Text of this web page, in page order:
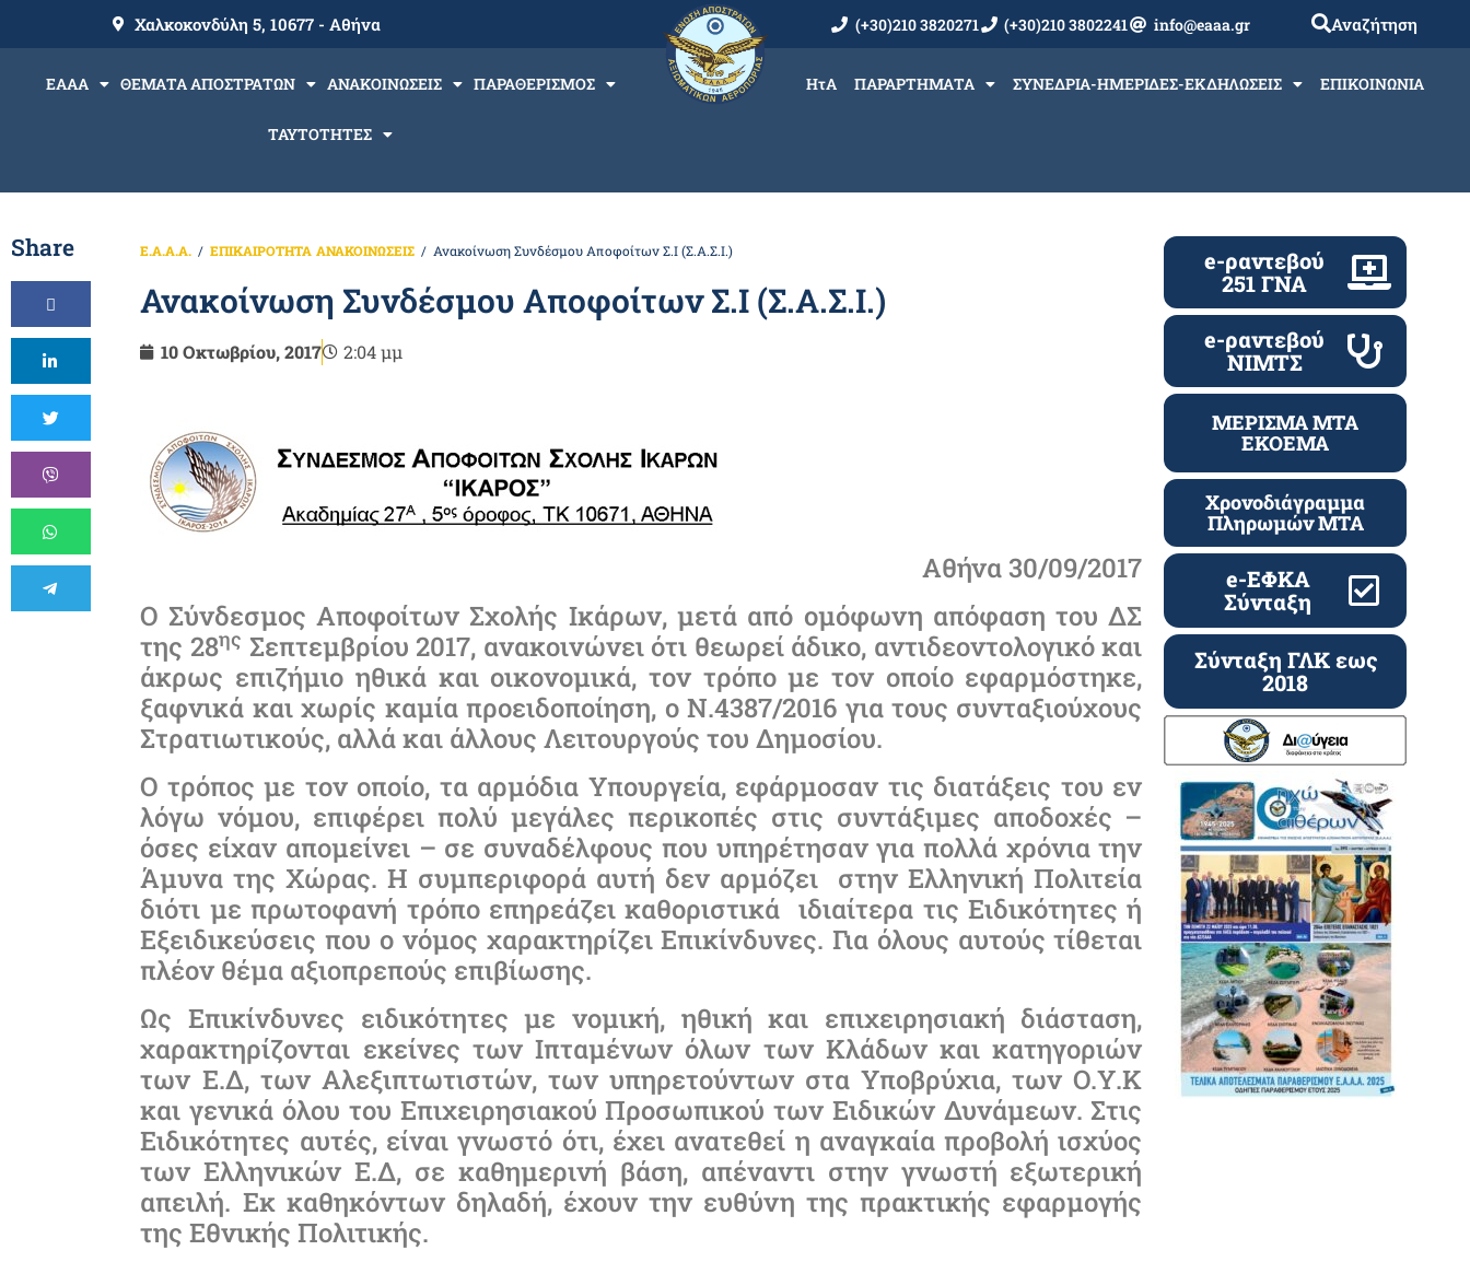
Χαλκοκονδύλη 5, 10677 - Αθήνα (+30)210 3820271 (+30)210 3802241 info@eaaa.gr Αναζήτηση
ΕΑΑΑ ΘΕΜΑΤΑ ΑΠΟΣΤΡΑΤΩΝ ΑΝΑΚΟΙΝΩΣΕΙΣ ΠΑΡΑΘΕΡΙΣΜΟΣ
ΤΑΥΤΟΤΗΤΕΣ
ΗτΑ ΠΑΡΑΡΤΗΜΑΤΑ ΣΥΝΕΔΡΙΑ-ΗΜΕΡΙΔΕΣ-ΕΚΔΗΛΩΣΕΙΣ ΕΠΙΚΟΙΝΩΝΙΑ
Share Ε.Α.Α.Α. ΕΠΙΚΑΙΡΟΤΗΤΑ ΑΝΑΚΟΙΝΩΣΕΙΣ Ανακοίνωση Συνδέσμου Αποφοίτων Σ.Ι (Σ.Α.Σ.Ι.)
Ανακοίνωση Συνδέσμου Αποφοίτων Σ.Ι (Σ.Α.Σ.Ι.)
10 Οκτωβρίου, 2017 2:04 μμ
Αθήνα 30/09/2017
Ο Σύνδεσμος Αποφοίτων Σχολής Ικάρων, μετά από ομόφωνη απόφαση του ΔΣ
της 28ης Σεπτεμβρίου 2017, ανακοινώνει ότι θεωρεί άδικο, αντιδεοντολογικό και
άκρως επιζήμιο ηθικά και οικονομικά, τον τρόπο με τον οποίο εφαρμόστηκε,
ξαφνικά και χωρίς καμία προειδοποίηση, ο Ν.4387/2016 για τους συνταξιούχους
Στρατιωτικούς, αλλά και άλλους Λειτουργούς του Δημοσίου.
Ο τρόπος με τον οποίο, τα αρμόδια Υπουργεία, εφάρμοσαν τις διατάξεις του εν
λόγω νόμου, επιφέρει πολύ μεγάλες περικοπές στις συντάξιμες αποδοχές –
όσες είχαν απομείνει – σε συναδέλφους που υπηρέτησαν για πολλά χρόνια την
Άμυνα της Χώρας. Η συμπεριφορά αυτή δεν αρμόζει στην Ελληνική Πολιτεία
διότι με πρωτοφανή τρόπο επηρεάζει καθοριστικά ιδιαίτερα τις Ειδικότητες ή
Εξειδικεύσεις που ο νόμος χαρακτηρίζει Επικίνδυνες. Για όλους αυτούς τίθεται
πλέον θέμα αξιοπρεπούς επιβίωσης.
Ως Επικίνδυνες ειδικότητες με νομική, ηθική και επιχειρησιακή διάσταση,
χαρακτηρίζονται εκείνες των Ιπταμένων όλων των Κλάδων και κατηγοριών
των Ε.Δ, των Αλεξιπτωτιστών, των υπηρετούντων στα Υποβρύχια, των Ο.Υ.Κ
και γενικά όλου του Επιχειρησιακού Προσωπικού των Ειδικών Δυνάμεων. Στις
Ειδικότητες αυτές, είναι γνωστό ότι, έχει ανατεθεί η αναγκαία προβολή ισχύος
των Ελληνικών Ε.Δ, σε καθημερινή βάση, απέναντι στην γνωστή εξωτερική
απειλή. Εκ καθηκόντων δηλαδή, έχουν την ευθύνη της πρακτικής εφαρμογής
της Εθνικής Πολιτικής.
e-ραντεβού
251 ΓΝΑ
e-ραντεβού
ΝΙΜΤΣ
ΜΕΡΙΣΜΑ ΜΤΑ
ΕΚΟΕΜΑ
Χρονοδιάγραμμα
Πληρωμών ΜΤΑ
e-ΕΦΚΑ
Σύνταξη
Σύνταξη ΓΛΚ εως
2018